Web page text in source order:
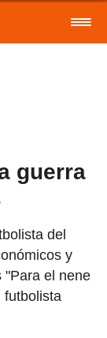
guerra
del
y
"Para el nene
futbolista